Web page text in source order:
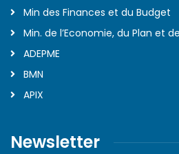
Min des Finances et du Budget
Min. de l’Economie, du Plan et
ADEPME
BMN
APIX
Newsletter